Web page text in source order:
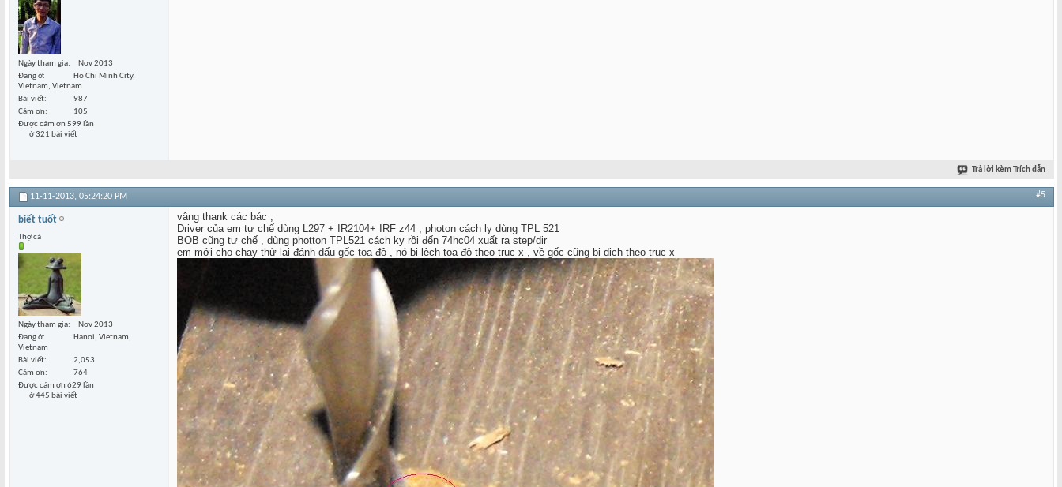
Ngày tham gia
Nov 2013
Đang ở
Ho Chi Minh City,
Vietnam, Vietnam
Bài viết
987
Cám ơn
105
Được cám ơn 599 lần
ở 321 bài viết
Trả lời kèm Trích dẫn
11-11-2013, 05:24:20 PM #5
biết tuốt
Thợ cả
Ngày tham gia
Nov 2013
Đang ở
Hanoi, Vietnam,
Vietnam
Bài viết
2,053
Cám ơn
764
Được cám ơn 629 lần
ở 445 bài viết
vâng thank các bác ,
Driver của em tự chế dùng L297 + IR2104+ IRF z44 , photon cách ly dùng TPL 521
BOB cũng tự chế , dùng photton TPL521 cách ky rồi đến 74hc04 xuất ra step/dir
em mới cho chạy thử lại đánh dấu gốc tọa độ , nó bị lệch tọa độ theo trục x , về gốc cũng bị dịch theo trục x